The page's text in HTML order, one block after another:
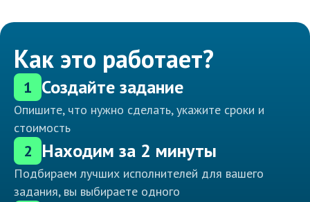
Как это работает?
1 Создайте задание
Опишите, что нужно сделать, укажите сроки и
стоимость
2 Находим за 2 минуты
Подбираем лучших исполнителей для вашего
задания, вы выбираете одного